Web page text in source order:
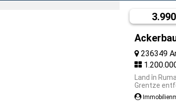
236349
Land în
Grentze